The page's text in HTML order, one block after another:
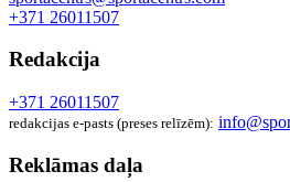
+371 26011507
Redakcija
+371 26011507
redakcijas e-pasts (preses relīzēm):
Reklāmas daļa